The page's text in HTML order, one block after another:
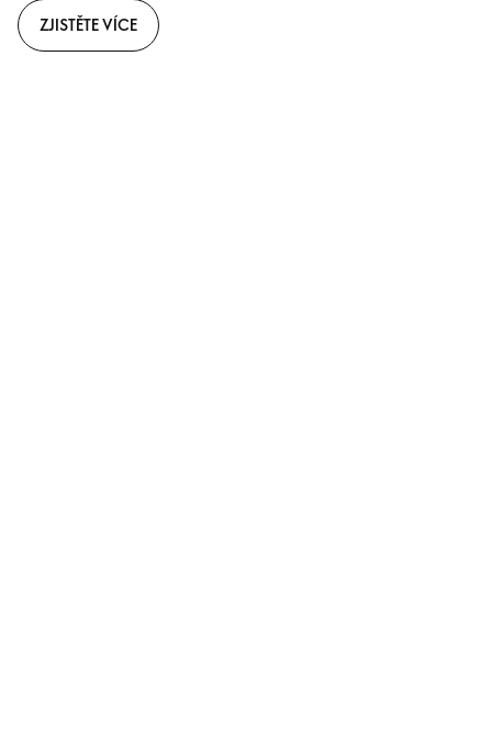
ZJISTĚTE VÍCE